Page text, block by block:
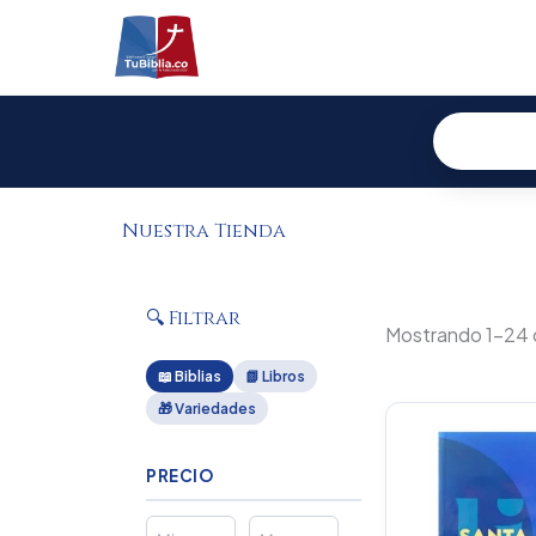
Nuestra Tienda
🔍 Filtrar
📖 Biblias
📗 Libros
🎁 Variedades
PRECIO
Mostrando